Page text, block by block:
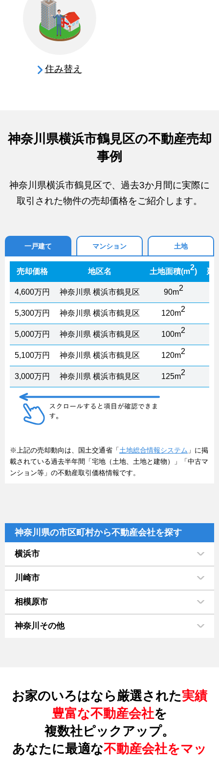
住み替え
神奈川県横浜市鶴見区の不動産売却
事例
神奈川県横浜市鶴見区で、過去3か月間に実際に
取引された物件の売却価格をご紹介します。
一戸建て マンション 土地
売却価格 地区名 土地面積(m2) 延
4,600万円 神奈川県 横浜市鶴見区 90m2
5,300万円 神奈川県 横浜市鶴見区 120m2
5,000万円 神奈川県 横浜市鶴見区 100m2
5,100万円 神奈川県 横浜市鶴見区 120m2
3,000万円 神奈川県 横浜市鶴見区 125m2
※上記の売却動向は、国土交通省「土地総合情報システム 」に掲
載されている過去半年間「宅地（土地、土地と建物）」「中古マ
ンション等」の不動産取引価格情報です。
神奈川県の市区町村から不動産会社を探す
横浜市
川崎市
相模原市
神奈川その他
お家のいろはなら厳選された実績
豊富な不動産会社を
複数社ピックアップ。
あなたに最適な不動産会社をマッ